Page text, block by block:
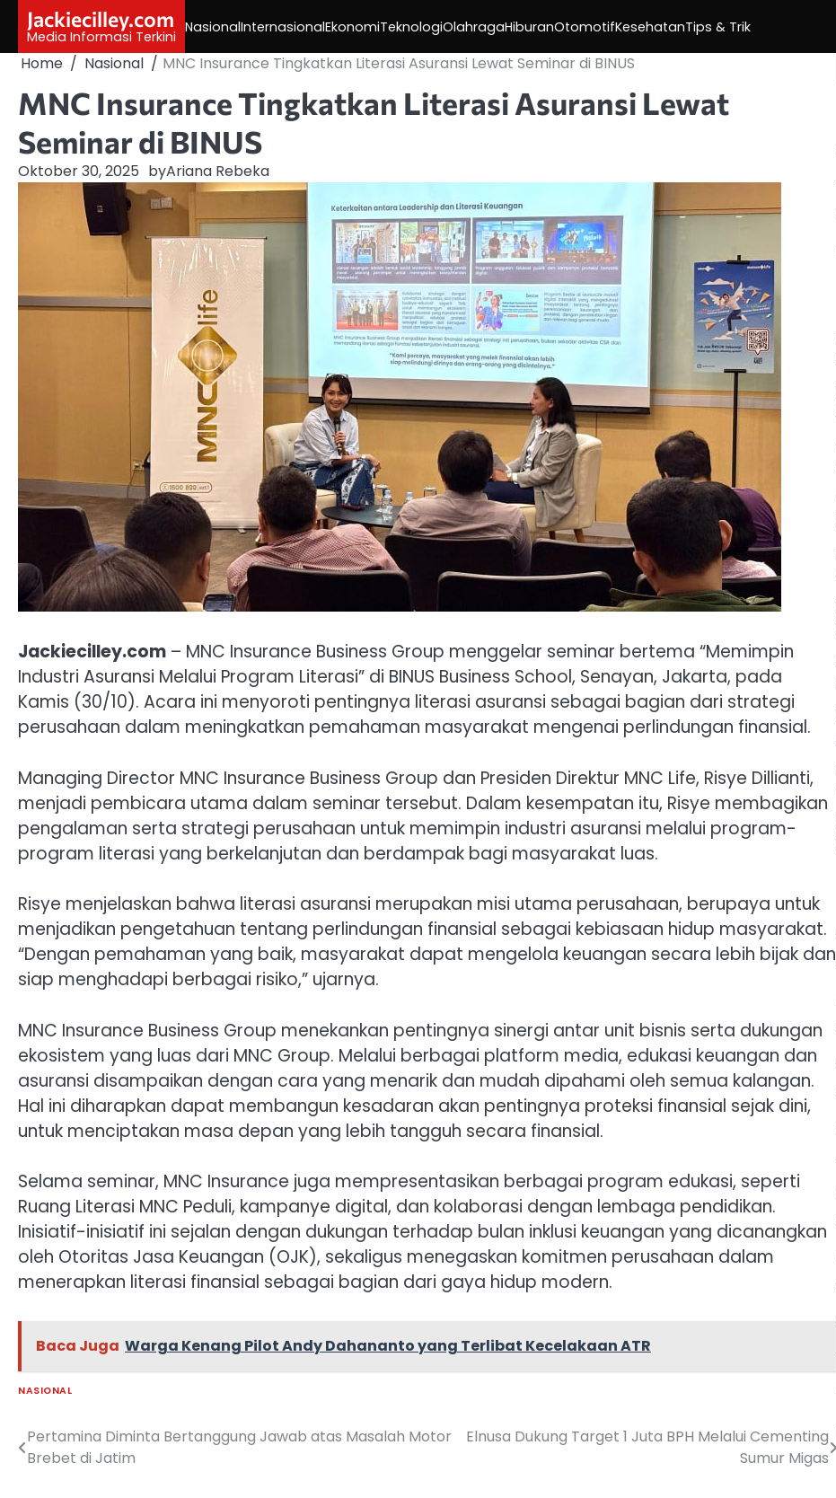
content
Jackiecilley.com
Media Informasi Terkini
NasionalInternasionalEkonomiTeknologiOlahragaHiburanOtomotifKesehatanTips & Trik
Home Nasional MNC Insurance Tingkatkan Literasi Asuransi Lewat Seminar di BINUS
MNC Insurance Tingkatkan Literasi Asuransi Lewat
Seminar di BINUS
Oktober 30, 2025 byAriana Rebeka
Jackiecilley.com – MNC Insurance Business Group menggelar seminar bertema “Memimpin
Industri Asuransi Melalui Program Literasi” di BINUS Business School, Senayan, Jakarta, pada
Kamis (30/10). Acara ini menyoroti pentingnya literasi asuransi sebagai bagian dari strategi
perusahaan dalam meningkatkan pemahaman masyarakat mengenai perlindungan finansial.
Managing Director MNC Insurance Business Group dan Presiden Direktur MNC Life, Risye Dillianti,
menjadi pembicara utama dalam seminar tersebut. Dalam kesempatan itu, Risye membagikan
pengalaman serta strategi perusahaan untuk memimpin industri asuransi melalui program-
program literasi yang berkelanjutan dan berdampak bagi masyarakat luas.
Risye menjelaskan bahwa literasi asuransi merupakan misi utama perusahaan, berupaya untuk
menjadikan pengetahuan tentang perlindungan finansial sebagai kebiasaan hidup masyarakat.
“Dengan pemahaman yang baik, masyarakat dapat mengelola keuangan secara lebih bijak dan
siap menghadapi berbagai risiko,” ujarnya.
MNC Insurance Business Group menekankan pentingnya sinergi antar unit bisnis serta dukungan
ekosistem yang luas dari MNC Group. Melalui berbagai platform media, edukasi keuangan dan
asuransi disampaikan dengan cara yang menarik dan mudah dipahami oleh semua kalangan.
Hal ini diharapkan dapat membangun kesadaran akan pentingnya proteksi finansial sejak dini,
untuk menciptakan masa depan yang lebih tangguh secara finansial.
Selama seminar, MNC Insurance juga mempresentasikan berbagai program edukasi, seperti
Ruang Literasi MNC Peduli, kampanye digital, dan kolaborasi dengan lembaga pendidikan.
Inisiatif-inisiatif ini sejalan dengan dukungan terhadap bulan inklusi keuangan yang dicanangkan
oleh Otoritas Jasa Keuangan (OJK), sekaligus menegaskan komitmen perusahaan dalam
menerapkan literasi finansial sebagai bagian dari gaya hidup modern.
Baca Juga Warga Kenang Pilot Andy Dahananto yang Terlibat Kecelakaan ATR
NASIONAL
Navigasi
Pertamina Diminta Bertanggung Jawab atas Masalah Motor
Brebet di Jatim
Elnusa Dukung Target 1 Juta BPH Melalui Cementing
Sumur Migas